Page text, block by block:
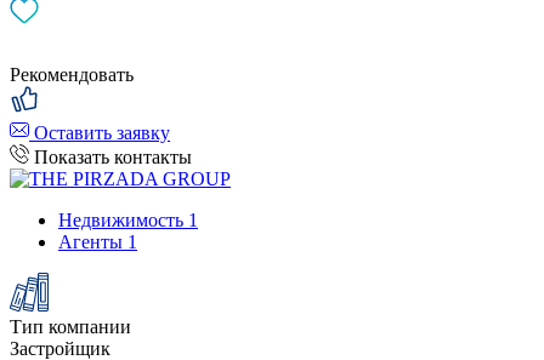
Рекомендовать
Оставить заявку
Показать контакты
Недвижимость 1
Агенты 1
Тип компании
Застройщик